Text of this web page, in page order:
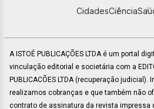
CidadesCiência
A ISTOÉ PUBLICAÇÕES LTDA é um portal
vinculação editorial e societária com a
PUBLICACÕES LTDA (recuperação
realizamos cobranças e que também não
contrato de assinatura da revista impressa